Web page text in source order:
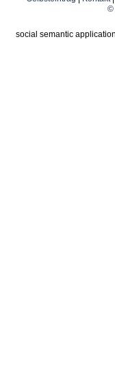
©
social semantic